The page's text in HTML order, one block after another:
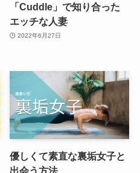
「Cuddle」で知り合った
エッチな人妻
2022年6月27日
優しくて素直な裏垢女子と
出会う方法